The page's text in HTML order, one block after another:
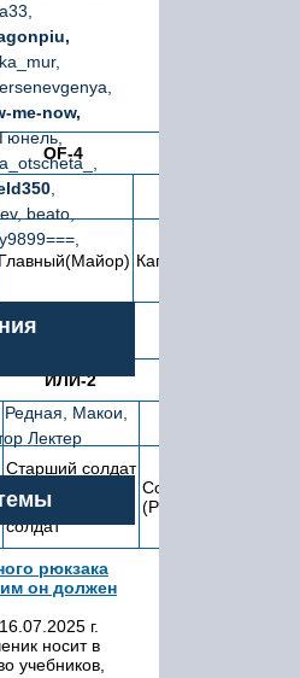
OF-4
Главный(Майор) Капитан(Капитан)
ИЛИ-2
Старший солдат
класса)Старший
солдат
Солдат
(Рядовой)Солдат
me-now,
beato,
Макои,
Лектер
рюкзака
он должен
г.
носит в
учебников,